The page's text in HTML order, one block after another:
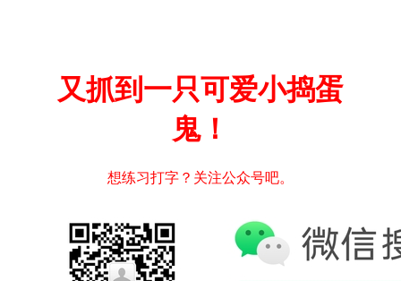
又抓到一只可爱小捣蛋
鬼！
想练习打字？关注公众号吧。